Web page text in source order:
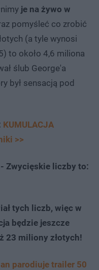
je na żywo w
pomyśleć co zrobić
(a tyle wynosi
to około 4,6 miliona
ślub George'a
był sensacją pod
KUMULACJA
>>
Zwycięskie liczby to:
tych liczb, więc w
będzie jeszcze
23 miliony złotych!
parodiuje trailer 50